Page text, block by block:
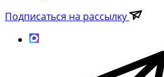
Подписаться на рассылку